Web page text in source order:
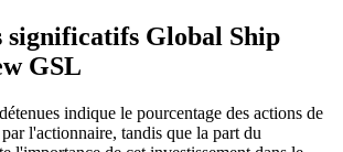
significatifs Global Ship
GSL
indique le pourcentage des actions de
l'actionnaire, tandis que la part du